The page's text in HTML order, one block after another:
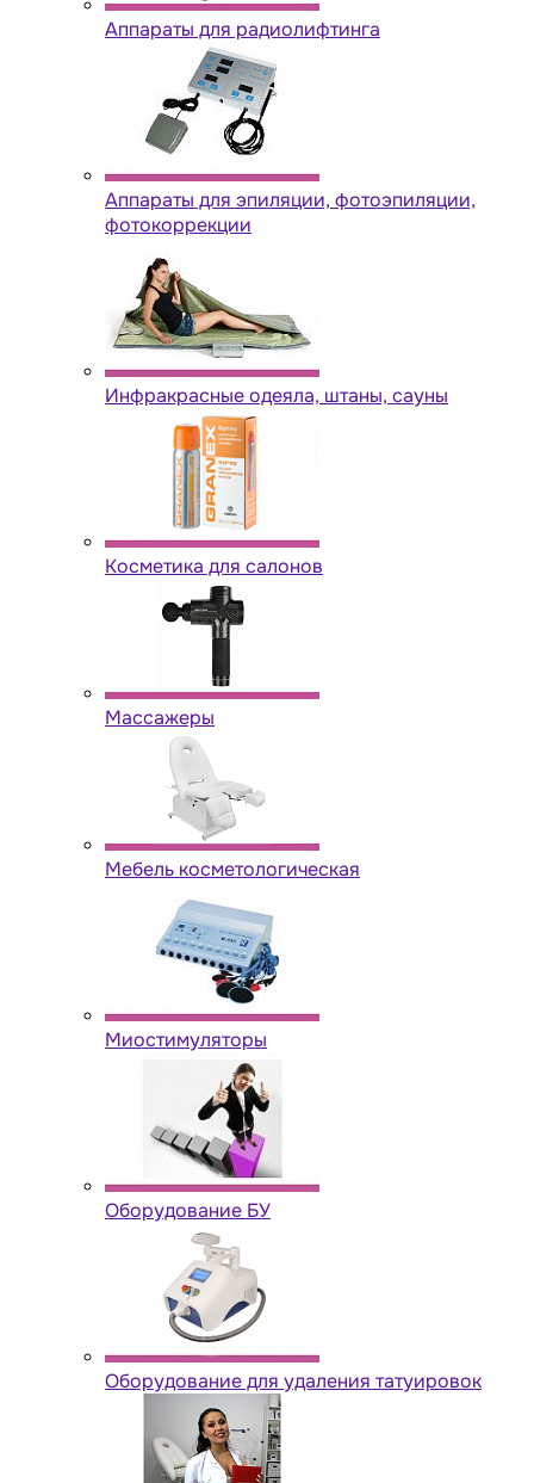
Аппараты для радиолифтинга
Аппараты для эпиляции, фотоэпиляции,
фотокоррекции
Инфракрасные одеяла, штаны, сауны
Косметика для салонов
Массажеры
Мебель косметологическая
Миостимуляторы
Оборудование БУ
Оборудование для удаления татуировок